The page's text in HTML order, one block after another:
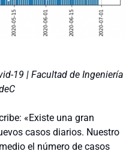
19 | Facultad de Ingeniería
«Existe una gran
casos diarios. Nuestro
el número de casos